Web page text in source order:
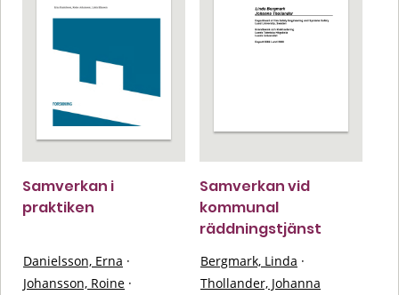
Samverkan i
praktiken
Danielsson, Erna ·
Johansson, Roine ·
Samverkan vid
kommunal
räddningstjänst
Bergmark, Linda ·
Thollander, Johanna